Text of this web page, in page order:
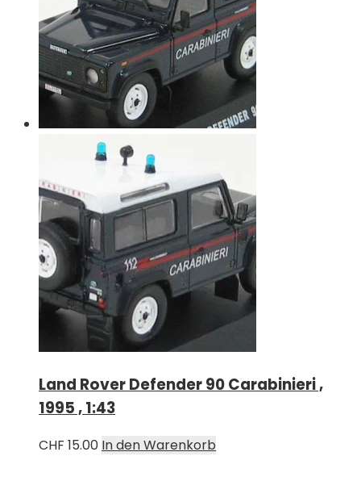
Land Rover Defender 90 Carabinieri ,
1995 , 1:43
CHF 15.00 In den Warenkorb